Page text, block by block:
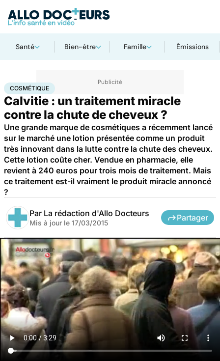
Santé Bien-être Famille Émissions
AccueilSantéCosmétique
COSMÉTIQUE
Calvitie : un traitement miracle
contre la chute de cheveux ?
Une grande marque de cosmétiques a récemment lancé
sur le marché une lotion présentée comme un produit
très innovant dans la lutte contre la chute des cheveux.
Cette lotion coûte cher. Vendue en pharmacie, elle
revient à 240 euros pour trois mois de traitement. Mais
ce traitement est-il vraiment le produit miracle annoncé
?
Par La rédaction d'Allo Docteurs
Mis à jour le 17/03/2015
Partager